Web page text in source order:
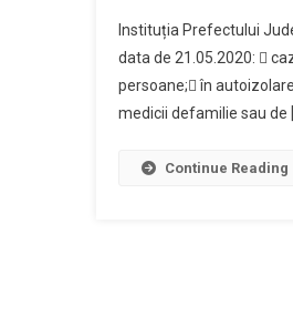
Instituția Prefectului
data de 21.05.2020: 
persoane; în
medicii defamilie sau de
Continue Reading